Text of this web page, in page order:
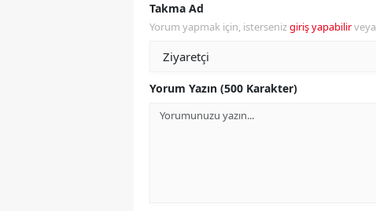
Takma Ad
Yorum yapmak için, istersenizgiriş yapabilirveya
Yorum Yazın (500 Karakter)